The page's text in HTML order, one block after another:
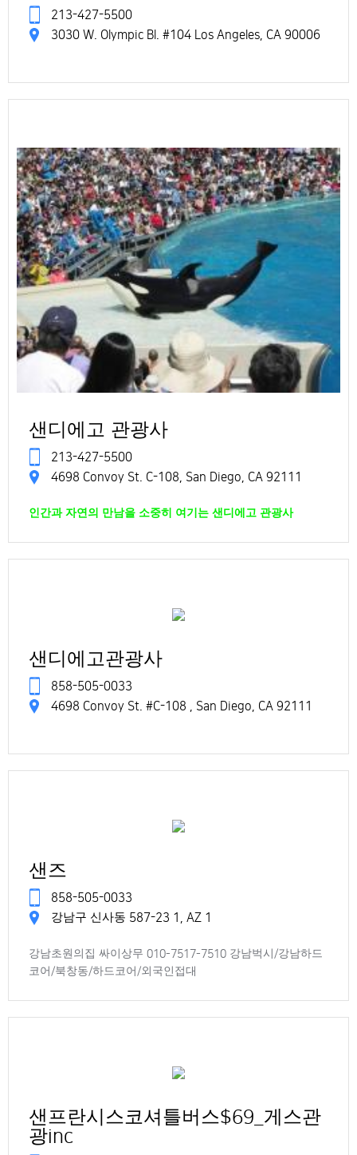
213-427-5500
3030 W. Olympic Bl. #104 Los Angeles, CA 90006
샌디에고 관광사
213-427-5500
4698 Convoy St. C-108, San Diego, CA 92111
인간과 자연의 만남을 소중히 여기는 샌디에고 관광사
샌디에고관광사
858-505-0033
4698 Convoy St. #C-108 , San Diego, CA 92111
샌즈
858-505-0033
강남구 신사동 587-23 1, AZ 1
강남초원의집 싸이상무 010-7517-7510 강남벅시/강남하드
코어/북창동/하드코어/외국인접대
샌프란시스코셔틀버스$69_게스관
광inc